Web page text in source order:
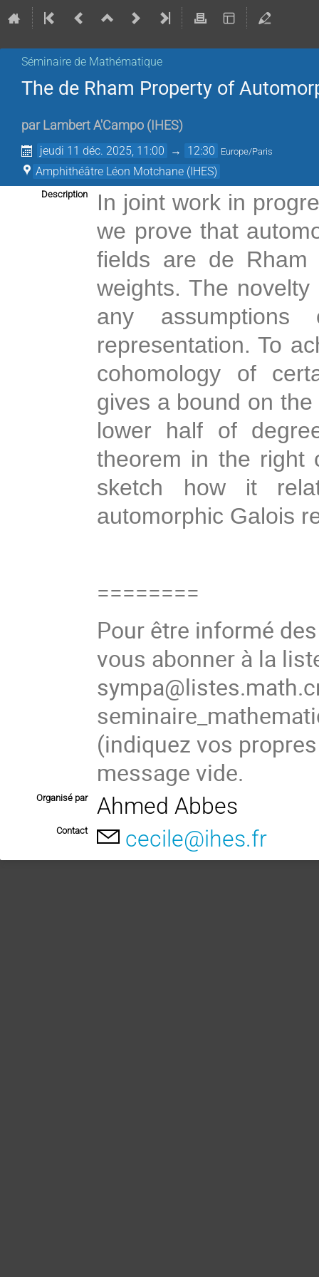
Séminaire de Mathématique
The de Rham Property of
par Lambert A'Campo ( IHES)
jeudi 11 déc. 2025, 11:00 → 12:30 Europe/Paris
Amphithéâtre Léon Motchane (IHES)
Description
In joint work in
we prove that
fields are de Rham
weights. The
any
representation. To
cohomology of
gives a bound on
lower half of
theorem in the right
sketch how it
automorphic Galois
========
Pour être informé
vous abonner à la
(indiquez vos
message vide.
Organisé par Ahmed Abbes
Contact cecile@ihes.fr